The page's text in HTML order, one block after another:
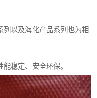
列以及海化产品系列也为相
稳定、安全环保。